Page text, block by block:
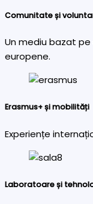
Comunitate și
Un mediu bazat
europene.
Erasmus+ și mobilități
Experiențe
Laboratoare și